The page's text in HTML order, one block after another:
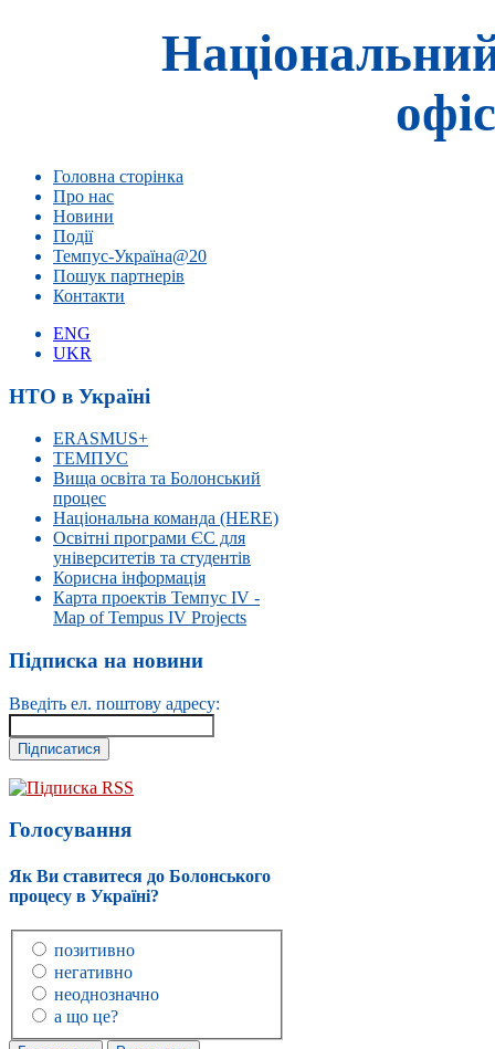
Головна сторінка
Про нас
Новини
Події
Темпус-Україна@20
Пошук партнерів
Контакти
ENG
UKR
НТО в Україні
ERASMUS+
ТЕМПУС
Вища освіта та Болонський
процес
Національна команда (HERE)
Освітні програми ЄС для
університетів та студентів
Корисна інформація
Карта проектів Темпус IV -
Map of Tempus IV Projects
Підписка на новини
Введіть ел. поштову адресу:
Підписка RSS
Голосування
Як Ви ставитеся до Болонського
процесу в Україні?
позитивно
негативно
неоднозначно
а що це?